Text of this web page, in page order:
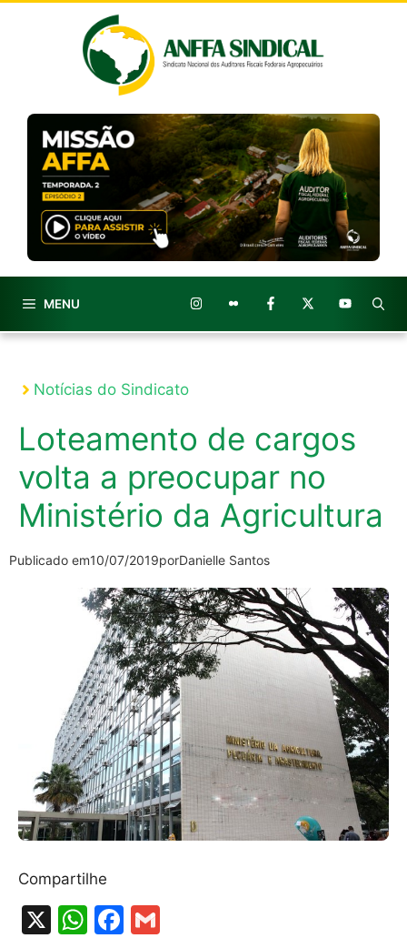
MENU
Notícias do Sindicato
Loteamento de cargos
volta a preocupar no
Ministério da Agricultura
Publicado em10/07/2019porDanielle Santos
Compartilhe
X
W F